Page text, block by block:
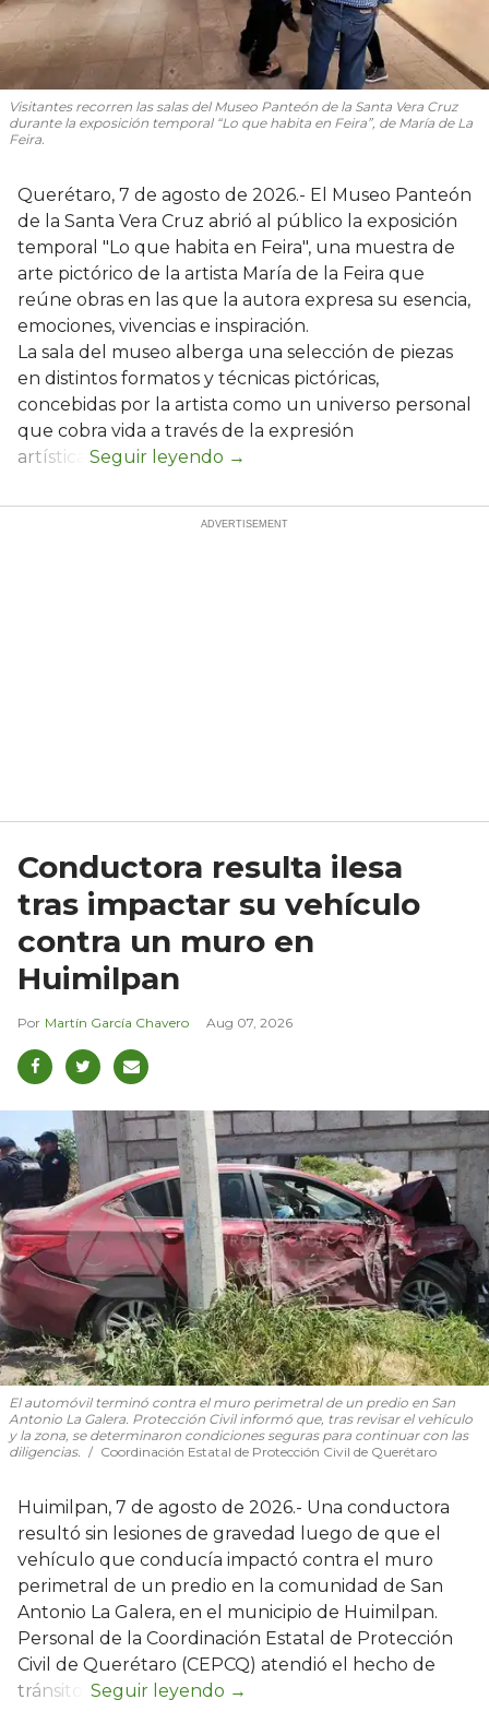
Visitantes recorren las salas del Museo Panteón de la Santa Vera Cruz
durante la exposición temporal “Lo que habita en Feira”, de María de La
Feira.
Querétaro, 7 de agosto de 2026.- El Museo Panteón
de la Santa Vera Cruz abrió al público la exposición
temporal "Lo que habita en Feira", una muestra de
arte pictórico de la artista María de la Feira que
reúne obras en las que la autora expresa su esencia,
emociones, vivencias e inspiración.
La sala del museo alberga una selección de piezas
en distintos formatos y técnicas pictóricas,
concebidas por la artista como un universo personal
que cobra vida a través de la expresión
artística.
Conductora resulta ilesa
tras impactar su vehículo
contra un muro en
Huimilpan
Martín García Chavero Aug 07, 2026
El automóvil terminó contra el muro perimetral de un predio en San
Antonio La Galera. Protección Civil informó que, tras revisar el vehículo
y la zona, se determinaron condiciones seguras para continuar con las
diligencias.
Coordinación Estatal de Protección Civil de Querétaro
Huimilpan, 7 de agosto de 2026.- Una conductora
resultó sin lesiones de gravedad luego de que el
vehículo que conducía impactó contra el muro
perimetral de un predio en la comunidad de San
Antonio La Galera, en el municipio de Huimilpan.
Personal de la Coordinación Estatal de Protección
Civil de Querétaro (CEPCQ) atendió el hecho de
tránsito.